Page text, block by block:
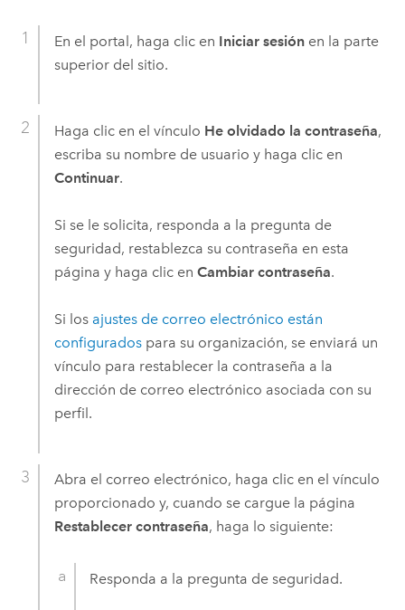
En el portal, haga clic en Iniciar sesiónen la parte
superior del sitio.
Haga clic en el vínculo He olvidado la contraseña,
escriba su nombre de usuario y haga clic en
Continuar.
Si se le solicita, responda a la pregunta de
seguridad, restablezca su contraseña en esta
página y haga clic en Cambiar contraseña.
Si los ajustes de correo electrónico están
configuradospara su organización, se enviará un
vínculo para restablecer la contraseña a la
dirección de correo electrónico asociada con su
perfil.
Abra el correo electrónico, haga clic en el vínculo
proporcionado y, cuando se cargue la página
Restablecer contraseña, haga lo siguiente:
Responda a la pregunta de seguridad.